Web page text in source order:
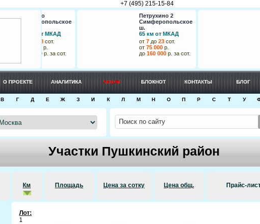
+7 (495) 215-15-84
Симферопольское
120 км от МКАД
сот.
р. за сот.
Петрухино 2
Симферопольское
65 км от МКАД
7до 23сот.
75 000р.
160 000р. за сот.
О ПРОЕКТЕ АНАЛИТИКА АКЦИИ БЛОКНОТ КОНТАКТЫ БЛОГ
В Г Д Е Ж З И К Л М Н О П Р С Т У
Участки Пушкинский район
Км Площадь Цена за сотку Цена общ. Прайс-
Лот:
1